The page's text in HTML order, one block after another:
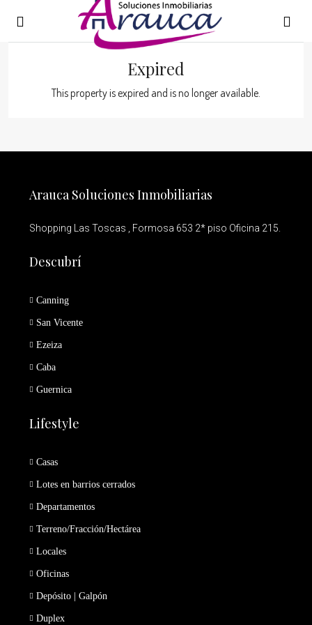
Expired
This property is expired and is no longer available.
Arauca Soluciones Inmobiliarias
Shopping Las Toscas , Formosa 653 2* piso Oficina 215.
Descubrí
Canning
San Vicente
Ezeiza
Caba
Guernica
Lifestyle
Casas
Lotes en barrios cerrados
Departamentos
Terreno/Fracción/Hectárea
Locales
Oficinas
Depósito | Galpón
Duplex